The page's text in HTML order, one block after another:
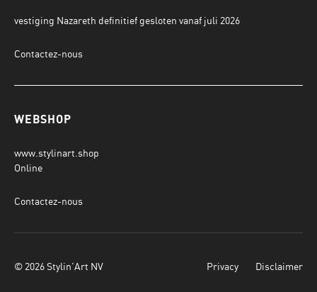
vestiging Nazareth definitief gesloten vanaf juli 2026
Contactez-nous
WEBSHOP
www.stylinart.shop
Online
Contactez-nous
© 2026 Stylin'Art NV Privacy Disclaimer